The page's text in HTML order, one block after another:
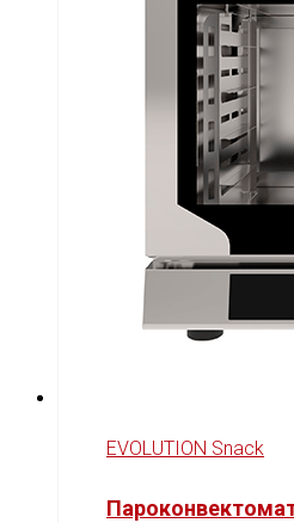
EVOLUTION Snack